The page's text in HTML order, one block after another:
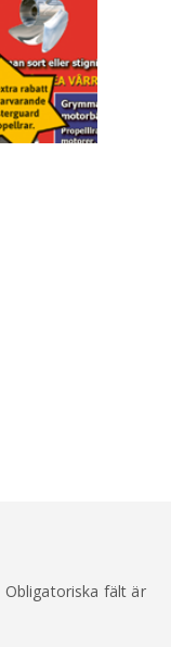
Obligatoriska fält är